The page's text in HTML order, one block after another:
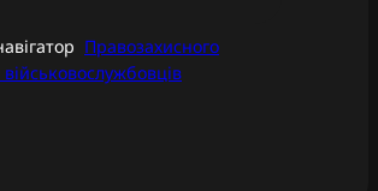
Правозахисного